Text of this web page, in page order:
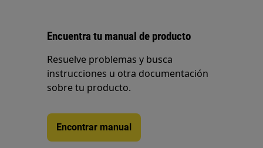
Encuentra tu manual de producto
Resuelve problemas y busca
instrucciones u otra documentación
sobre tu producto.
Encontrar manual